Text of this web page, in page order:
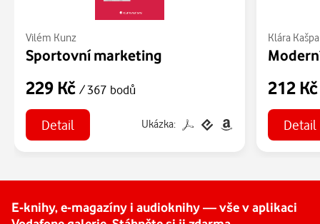
Vilém Kunz
Sportovní marketing
229 Kč / 367 bodů
Detail Ukázka:
Klára
212
Detail
E-knihy, e-magazíny i audioknihy — vše v aplikaci